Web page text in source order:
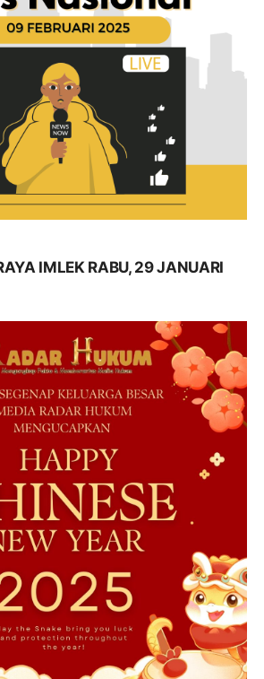
IMLEK RABU, 29 JANUARI